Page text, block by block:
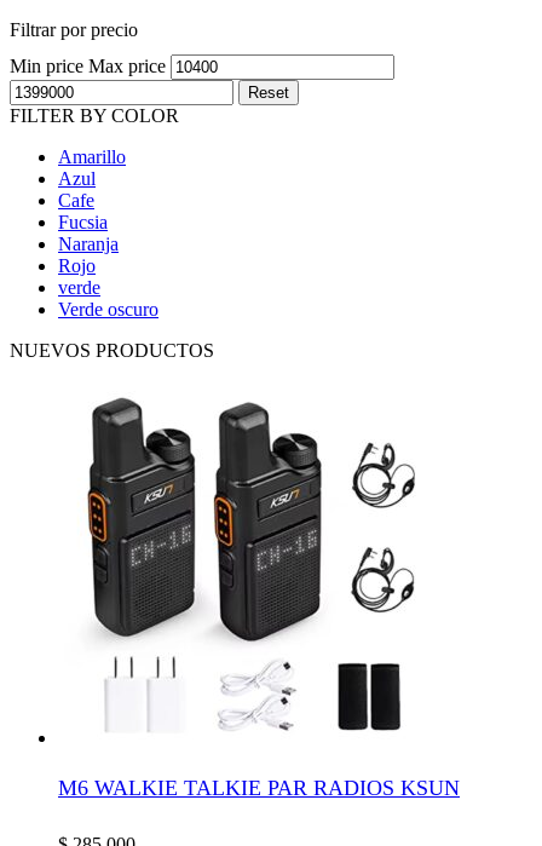
Filtrar por precio
Min price Max price
Reset
FILTER BY COLOR
Amarillo
Azul
Cafe
Fucsia
Naranja
Rojo
verde
Verde oscuro
NUEVOS PRODUCTOS
M6 WALKIE TALKIE PAR RADIOS KSUN